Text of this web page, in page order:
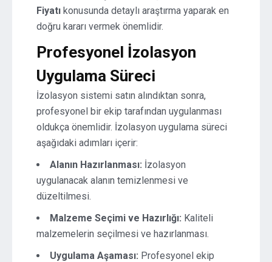
Fiyatı konusunda detaylı araştırma yaparak en
doğru kararı vermek önemlidir.
Profesyonel İzolasyon
Uygulama Süreci
İzolasyon sistemi satın alındıktan sonra,
profesyonel bir ekip tarafından uygulanması
oldukça önemlidir. İzolasyon uygulama süreci
aşağıdaki adımları içerir:
Alanın Hazırlanması: İzolasyon
uygulanacak alanın temizlenmesi ve
düzeltilmesi.
Malzeme Seçimi ve Hazırlığı: Kaliteli
malzemelerin seçilmesi ve hazırlanması.
Uygulama Aşaması: Profesyonel ekip